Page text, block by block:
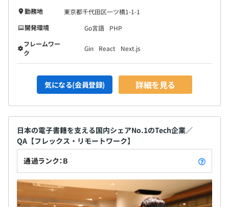
勤務地
東京都千代田区一ツ橋1-1-1
開発環境
Go言語
PHP
フレームワー
ク
Gin React Next.js
気になる(会員登録) 詳細を見る
日本の電子書籍を支える国内シェアNo.1のTech企業／
QA【フレックス・リモートワーク】
通過ランク：B